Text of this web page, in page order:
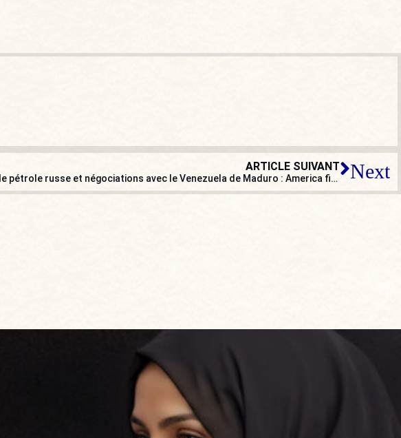
ARTICLE SUIVANT
Embargo sur le pétrole russe et négociations avec le Venezuela de Maduro : America first ! Next